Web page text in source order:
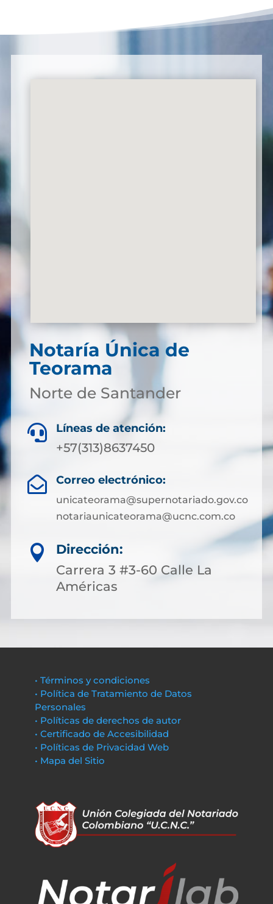
Notaría Única de
Teorama
Norte de Santander
 Líneas de atención:
+57(313)8637450
 Correo electrónico:
unicateorama@supernotariado.gov.co
notariaunicateorama@ucnc.com.co

Dirección:
Carrera 3 #3-60 Calle La
Américas
• Términos y condiciones
• Política de Tratamiento de Datos
Personales
• Políticas de derechos de autor
• Certificado de Accesibilidad
• Políticas de Privacidad Web
• Mapa del Sitio